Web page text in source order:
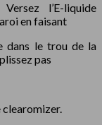
l’E-liquide
en faisant
dans le trou de la
pas
clearomizer.